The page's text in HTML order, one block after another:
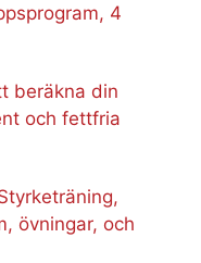
4
beräkna din
och fettfria
övningar, och